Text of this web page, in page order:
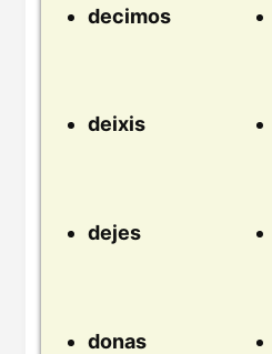
decimos
deixis
dejes
donas